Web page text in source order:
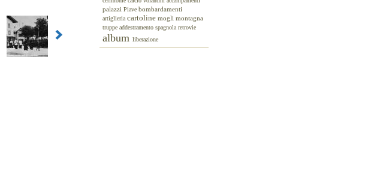
palazzi Piave bombardamenti
artiglieria cartoline mogli montagna
truppe addestramento spagnola retrovie
album liberazione